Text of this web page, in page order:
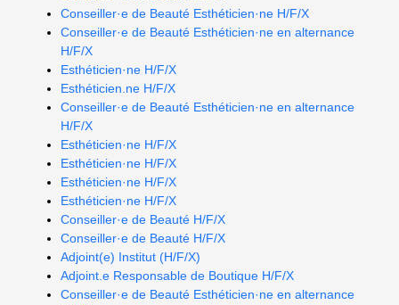
Conseiller·e de Beauté Esthéticien·ne H/F/X
Conseiller·e de Beauté Esthéticien·ne en alternance
H/F/X
Esthéticien·ne H/F/X
Esthéticien.ne H/F/X
Conseiller·e de Beauté Esthéticien·ne en alternance
H/F/X
Esthéticien·ne H/F/X
Esthéticien·ne H/F/X
Esthéticien·ne H/F/X
Esthéticien·ne H/F/X
Conseiller·e de Beauté H/F/X
Conseiller·e de Beauté H/F/X
Adjoint(e) Institut (H/F/X)
Adjoint.e Responsable de Boutique H/F/X
Conseiller·e de Beauté Esthéticien·ne en alternance